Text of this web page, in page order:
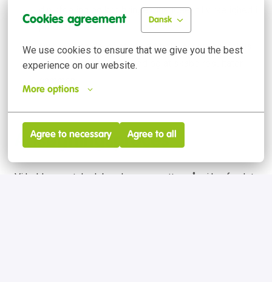
Cookies agreement Dansk
We use cookies to ensure that we give you the best
experience on our website.
More options
Agree to necessary Agree to all
din afdeling og kan bringe dine idéer til virkelighed i
produktionen.
Du bliver en del af et stærkt hold, hvor vi har fokus
på samarbejde, sikkerhed og at skabe resultater
Ansøgningsproces
Vi holder samtaler løbende og ansætter, når vi har fundet